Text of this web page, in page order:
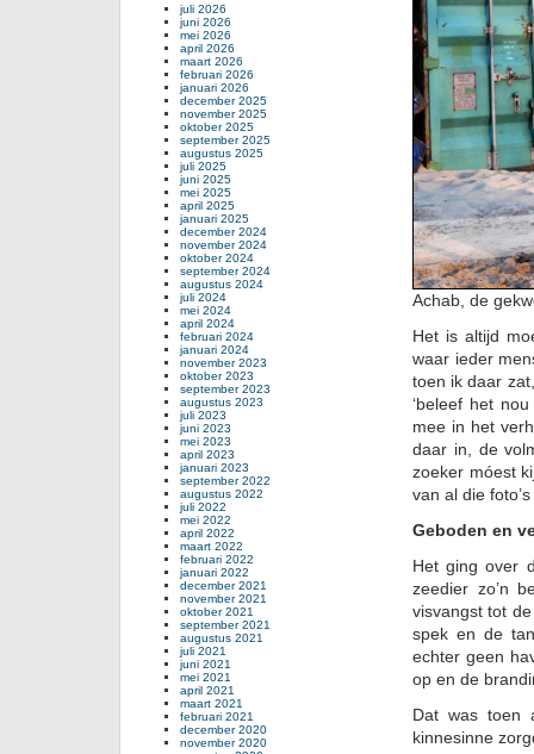
Achab, de
Het is altijd
waar ieder
toen ik daar
‘beleef het
mee in het
daar in, de
zoeker móest
van al die
Geboden en
Het ging over
zeedier zo’n
visvangst tot
spek en de
echter geen
op en de
Dat was toen
kinnesinne
juli 2026
juni 2026
mei 2026
april 2026
maart 2026
februari 2026
januari 2026
december 2025
november 2025
oktober 2025
september 2025
augustus 2025
juli 2025
juni 2025
mei 2025
april 2025
januari 2025
december 2024
november 2024
oktober 2024
september 2024
augustus 2024
juli 2024
mei 2024
april 2024
februari 2024
januari 2024
november 2023
oktober 2023
september 2023
augustus 2023
juli 2023
juni 2023
mei 2023
april 2023
januari 2023
september 2022
augustus 2022
juli 2022
mei 2022
april 2022
maart 2022
februari 2022
januari 2022
december 2021
november 2021
oktober 2021
september 2021
augustus 2021
juli 2021
juni 2021
mei 2021
april 2021
maart 2021
februari 2021
december 2020
november 2020